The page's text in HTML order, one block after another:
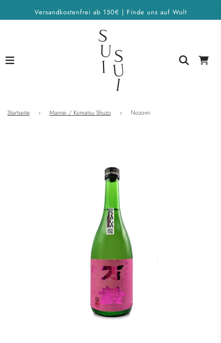
Versandkostenfrei ab 150€ | Finde uns auf Wolt
Startseite › Manrei / Komatsu Shuzo › Nozomi